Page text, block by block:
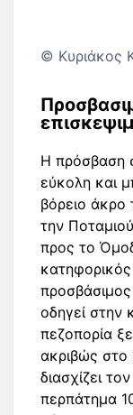
© Κυριάκος
Η πρόσβαση
εύκολη και
βόρειο
την
προς το
οδηγεί στην
πεζοπορία
ακριβώς
διασχίζει
περπάτημα